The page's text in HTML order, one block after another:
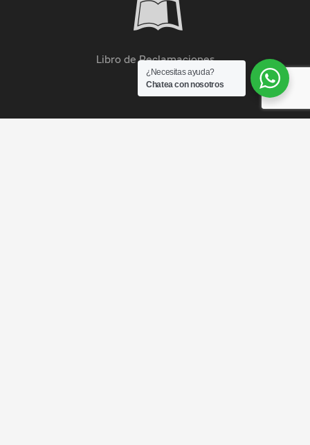
Libro de Reclamaciones
¿Necesitas ayuda?
Chatea con nosotros